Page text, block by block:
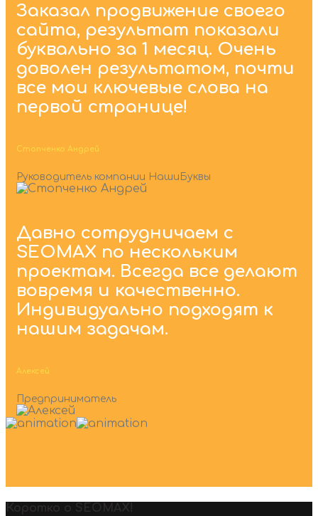
Заказал продвижение своего
сайта, результат показали
буквально за 1 месяц. Очень
доволен результатом, почти
все мои ключевые слова на
первой странице!
Стопченко Андрей
Руководитель компании НашиБуквы
Давно сотрудничаем с
SEOMAX по нескольким
проектам. Всегда все делают
вовремя и качественно.
Индивидуально подходят к
нашим задачам.
Алексей
Предприниматель
Коротко о SEOMAX!